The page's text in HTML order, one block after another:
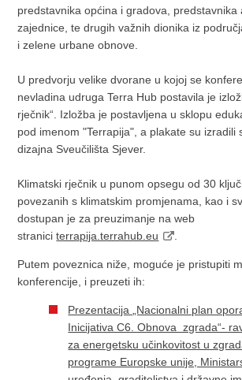
predstavnika općina i gradova, predstavnika
zajednice, te drugih važnih dionika iz
i zelene urbane obnove.
U predvorju velike dvorane u kojoj se
nevladina udruga Terra Hub postavila je
rječnik“. Izložba je postavljena u sklopu
pod imenom "Terrapija", a plakate su izradili
dizajna Sveučilišta Sjever.
Klimatski rječnik u punom opsegu od 30
povezanih s klimatskim promjenama, kao i
dostupan je za preuzimanje na web
straniciterrapija.terrahub.eu
Putem poveznica niže, moguće je pristupiti
konferencije, i preuzeti ih:
Prezentacija „Nacionalni plan
Inicijativa C6. Obnova zgrada“-
za energetsku učinkovitost u
programe Europske unije,